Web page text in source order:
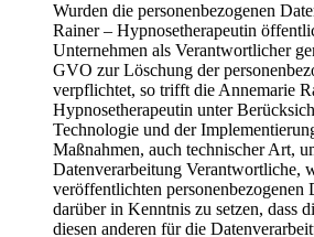
Wurden die personenbezogenen
Rainer – Hypnosetherapeutin
Unternehmen als Verantwortlicher
GVO zur Löschung der
verpflichtet, so trifft die Annemarie
Hypnosetherapeutin unter
Technologie und der
Maßnahmen, auch technischer Art,
Datenverarbeitung Verantwortliche,
veröffentlichten personenbezogenen
darüber in Kenntnis zu setzen, dass
diesen anderen für die